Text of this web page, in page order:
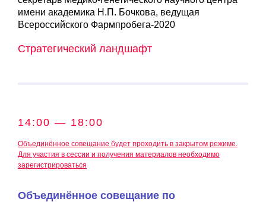
имени академика Н.П. Бочкова, ведущая
Всероссийского Фармпробега-2020
Стратегический ландшафт
14:00 — 18:00
Объединённое совещание будет проходить в закрытом режиме.
Для участия в сессии и получения материалов необходимо
зарегистрироваться
Объединённое совещание по